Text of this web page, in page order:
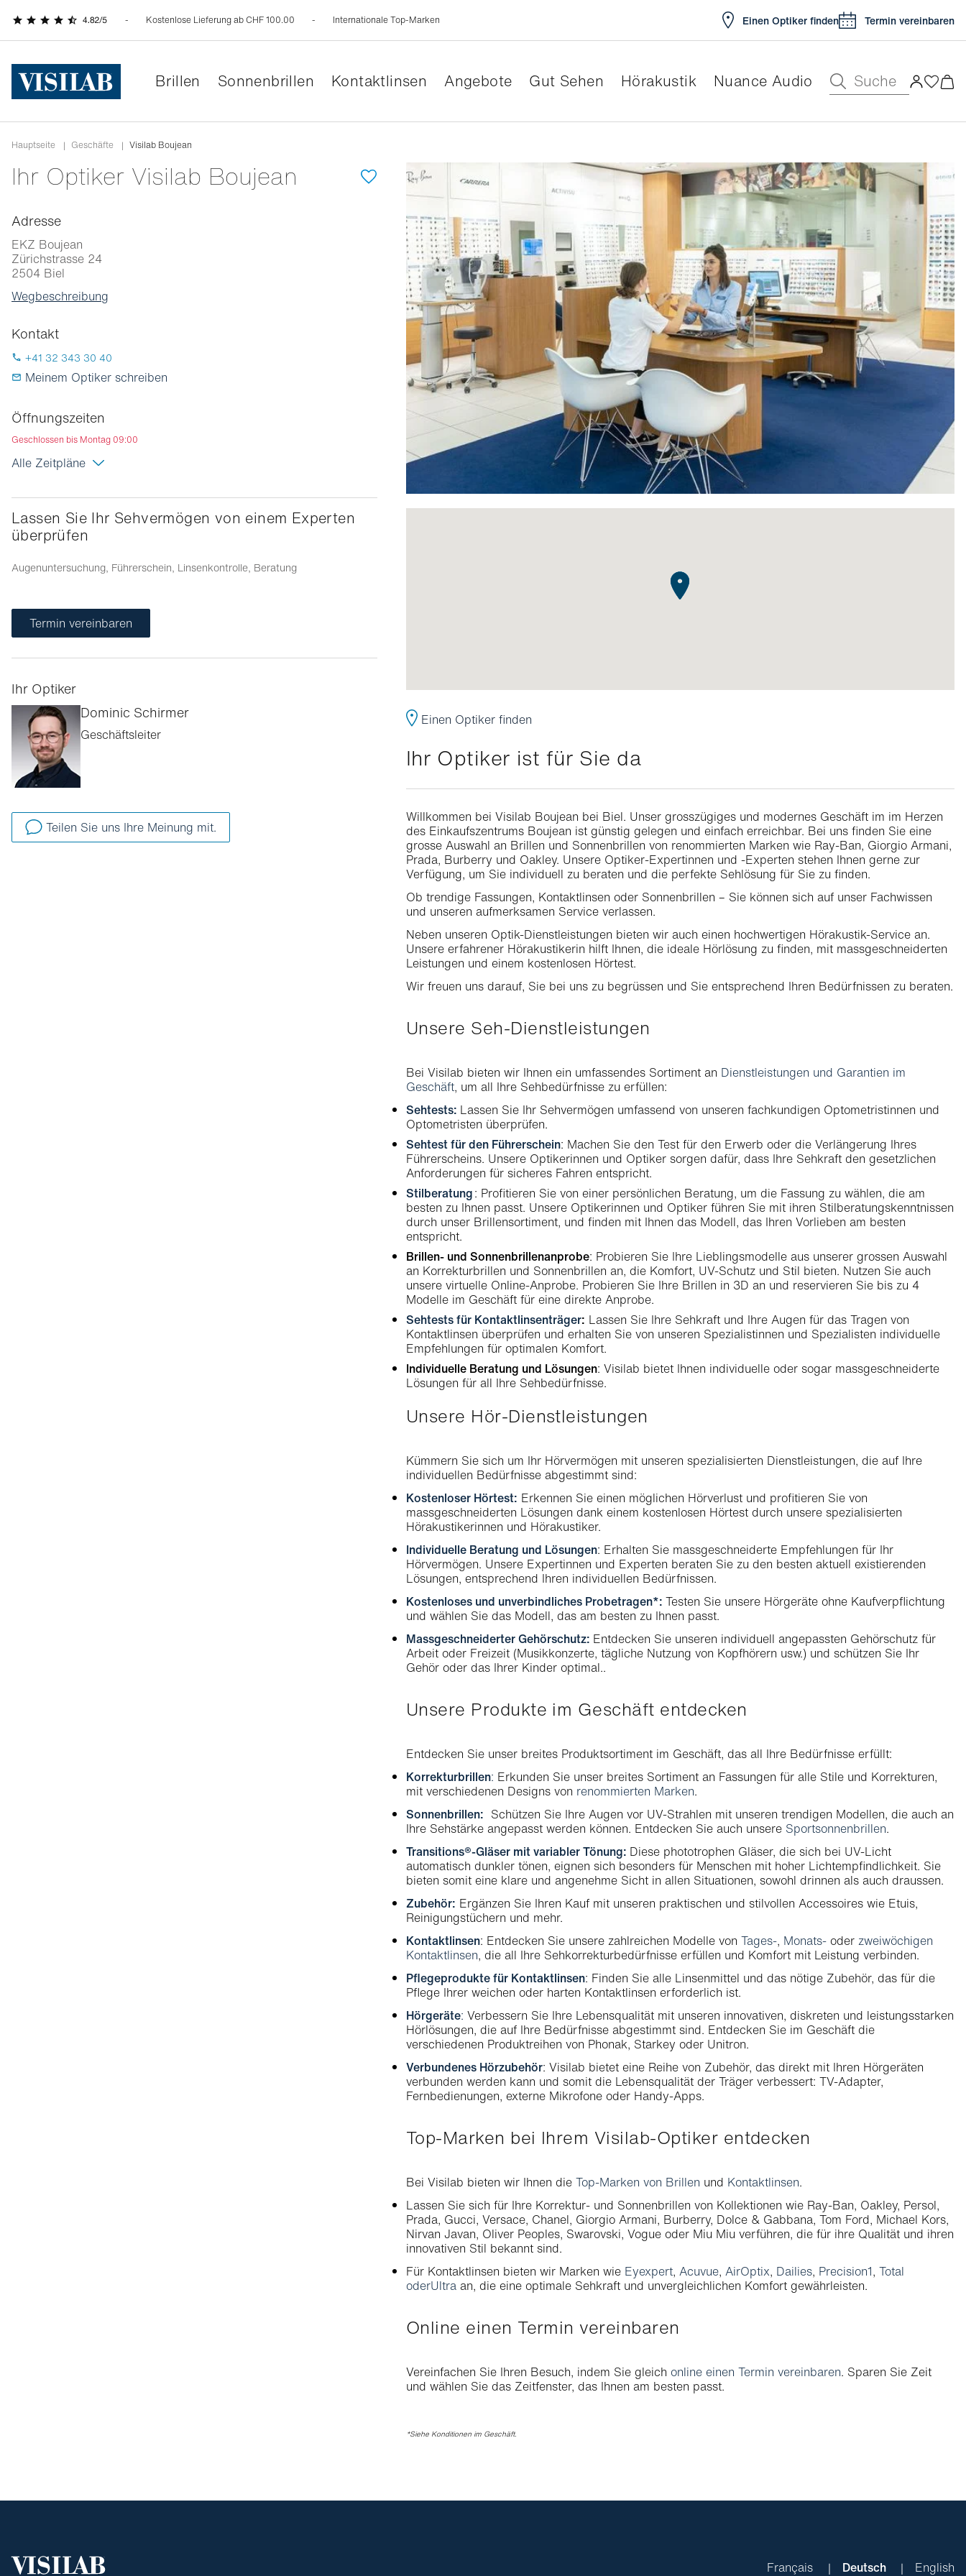
Kostenlose Lieferung ab CHF 100.00 Internationale Top-Marken Einen Optiker finden Termin vereinbaren
Brillen Sonnenbrillen Kontaktlinsen Angebote Gut Sehen Hörakustik Nuance Audio Suche
Hauptseite | Geschäfte | Visilab Boujean
Ihr Optiker Visilab Boujean
Adresse
EKZ Boujean
Zürichstrasse 24
2504 Biel
Wegbeschreibung
Kontakt
+41 32 343 30 40
Meinem Optiker schreiben
Öffnungszeiten
Geschlossen bis Montag 09:00
Alle Zeitpläne
Lassen Sie Ihr Sehvermögen von einem Experten
überprüfen
Augenuntersuchung, Führerschein, Linsenkontrolle, Beratung
Termin vereinbaren
Ihr Optiker
Dominic Schirmer
Geschäftsleiter
Teilen Sie uns Ihre Meinung mit.
Einen Optiker finden
Ihr Optiker ist für Sie da
Willkommen bei Visilab Boujean bei Biel. Unser grosszügiges und modernes Geschäft im im Herzen
des Einkaufszentrums Boujean ist günstig gelegen und einfach erreichbar. Bei uns finden Sie eine
grosse Auswahl an Brillen und Sonnenbrillen von renommierten Marken wie Ray-Ban, Giorgio Armani,
Prada, Burberry und Oakley. Unsere Optiker-Expertinnen und -Experten stehen Ihnen gerne zur
Verfügung, um Sie individuell zu beraten und die perfekte Sehlösung für Sie zu finden.
Ob trendige Fassungen, Kontaktlinsen oder Sonnenbrillen – Sie können sich auf unser Fachwissen
und unseren aufmerksamen Service verlassen.
Neben unseren Optik-Dienstleistungen bieten wir auch einen hochwertigen Hörakustik-Service an.
Unsere erfahrener Hörakustikerin hilft Ihnen, die ideale Hörlösung zu finden, mit massgeschneiderten
Leistungen und einem kostenlosen Hörtest.
Wir freuen uns darauf, Sie bei uns zu begrüssen und Sie entsprechend Ihren Bedürfnissen zu beraten.
Unsere Seh-Dienstleistungen
Bei Visilab bieten wir Ihnen ein umfassendes Sortiment an Dienstleistungen und Garantien im
Geschäft, um all Ihre Sehbedürfnisse zu erfüllen:
Sehtests: Lassen Sie Ihr Sehvermögen umfassend von unseren fachkundigen Optometristinnen und
Optometristen überprüfen.
Sehtest für den Führerschein: Machen Sie den Test für den Erwerb oder die Verlängerung Ihres
Führerscheins. Unsere Optikerinnen und Optiker sorgen dafür, dass Ihre Sehkraft den gesetzlichen
Anforderungen für sicheres Fahren entspricht.
Stilberatung: Profitieren Sie von einer persönlichen Beratung, um die Fassung zu wählen, die am
besten zu Ihnen passt. Unsere Optikerinnen und Optiker führen Sie mit ihren Stilberatungskenntnissen
durch unser Brillensortiment, und finden mit Ihnen das Modell, das Ihren Vorlieben am besten
entspricht.
Brillen- und Sonnenbrillenanprobe: Probieren Sie Ihre Lieblingsmodelle aus unserer grossen Auswahl
an Korrekturbrillen und Sonnenbrillen an, die Komfort, UV-Schutz und Stil bieten. Nutzen Sie auch
unsere virtuelle Online-Anprobe. Probieren Sie Ihre Brillen in 3D an und reservieren Sie bis zu 4
Modelle im Geschäft für eine direkte Anprobe.
Sehtests für Kontaktlinsenträger: Lassen Sie Ihre Sehkraft und Ihre Augen für das Tragen von
Kontaktlinsen überprüfen und erhalten Sie von unseren Spezialistinnen und Spezialisten individuelle
Empfehlungen für optimalen Komfort.
Individuelle Beratung und Lösungen: Visilab bietet Ihnen individuelle oder sogar massgeschneiderte
Lösungen für all Ihre Sehbedürfnisse.
Unsere Hör-Dienstleistungen
Kümmern Sie sich um Ihr Hörvermögen mit unseren spezialisierten Dienstleistungen, die auf Ihre
individuellen Bedürfnisse abgestimmt sind:
Kostenloser Hörtest: Erkennen Sie einen möglichen Hörverlust und profitieren Sie von
massgeschneiderten Lösungen dank einem kostenlosen Hörtest durch unsere spezialisierten
Hörakustikerinnen und Hörakustiker.
Individuelle Beratung und Lösungen: Erhalten Sie massgeschneiderte Empfehlungen für Ihr
Hörvermögen. Unsere Expertinnen und Experten beraten Sie zu den besten aktuell existierenden
Lösungen, entsprechend Ihren individuellen Bedürfnissen.
Kostenloses und unverbindliches Probetragen*: Testen Sie unsere Hörgeräte ohne Kaufverpflichtung
und wählen Sie das Modell, das am besten zu Ihnen passt.
Massgeschneiderter Gehörschutz: Entdecken Sie unseren individuell angepassten Gehörschutz für
Arbeit oder Freizeit (Musikkonzerte, tägliche Nutzung von Kopfhörern usw.) und schützen Sie Ihr
Gehör oder das Ihrer Kinder optimal..
Unsere Produkte im Geschäft entdecken
Entdecken Sie unser breites Produktsortiment im Geschäft, das all Ihre Bedürfnisse erfüllt:
Korrekturbrillen: Erkunden Sie unser breites Sortiment an Fassungen für alle Stile und Korrekturen,
mit verschiedenen Designs von renommierten Marken.
Sonnenbrillen: Schützen Sie Ihre Augen vor UV-Strahlen mit unseren trendigen Modellen, die auch an
Ihre Sehstärke angepasst werden können. Entdecken Sie auch unsere Sportsonnenbrillen.
Transitions®-Gläser mit variabler Tönung: Diese phototrophen Gläser, die sich bei UV-Licht
automatisch dunkler tönen, eignen sich besonders für Menschen mit hoher Lichtempfindlichkeit. Sie
bieten somit eine klare und angenehme Sicht in allen Situationen, sowohl drinnen als auch draussen.
Zubehör: Ergänzen Sie Ihren Kauf mit unseren praktischen und stilvollen Accessoires wie Etuis,
Reinigungstüchern und mehr.
Kontaktlinsen: Entdecken Sie unsere zahlreichen Modelle von Tages-, Monats-oder zweiwöchigen
Kontaktlinsen, die all Ihre Sehkorrekturbedürfnisse erfüllen und Komfort mit Leistung verbinden.
Pflegeprodukte für Kontaktlinsen: Finden Sie alle Linsenmittel und das nötige Zubehör, das für die
Pflege Ihrer weichen oder harten Kontaktlinsen erforderlich ist.
Hörgeräte: Verbessern Sie Ihre Lebensqualität mit unseren innovativen, diskreten und leistungsstarken
Hörlösungen, die auf Ihre Bedürfnisse abgestimmt sind. Entdecken Sie im Geschäft die
verschiedenen Produktreihen von Phonak, Starkey oder Unitron.
Verbundenes Hörzubehör: Visilab bietet eine Reihe von Zubehör, das direkt mit Ihren Hörgeräten
verbunden werden kann und somit die Lebensqualität der Träger verbessert: TV-Adapter,
Fernbedienungen, externe Mikrofone oder Handy-Apps.
Top-Marken bei Ihrem Visilab-Optiker entdecken
Bei Visilab bieten wir Ihnen die Top-Marken von Brillen und Kontaktlinsen.
Lassen Sie sich für Ihre Korrektur- und Sonnenbrillen von Kollektionen wie Ray-Ban, Oakley, Persol,
Prada, Gucci, Versace, Chanel, Giorgio Armani, Burberry, Dolce & Gabbana, Tom Ford, Michael Kors,
Nirvan Javan, Oliver Peoples, Swarovski, Vogue oder Miu Miu verführen, die für ihre Qualität und ihren
innovativen Stil bekannt sind.
Für Kontaktlinsen bieten wir Marken wie Eyexpert, Acuvue, AirOptix, Dailies, Precision1, Total
oderUltra an, die eine optimale Sehkraft und unvergleichlichen Komfort gewährleisten.
Online einen Termin vereinbaren
Vereinfachen Sie Ihren Besuch, indem Sie gleich online einen Termin vereinbaren. Sparen Sie Zeit
und wählen Sie das Zeitfenster, das Ihnen am besten passt.
*Siehe Konditionen im Geschäft.
Français Deutsch English